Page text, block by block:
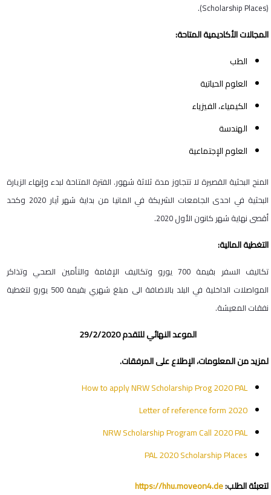
(Scholarship Places).
المجالات الأكاديمية المتاحة:
الطب
العلوم الحياتية
الكيمياء، الفيزياء
الهندسة
العلوم الإجتماعية
المنح البحثية القصيرة لا تتجاوز مدة ثلاثة شهور. الفترة المتاحة لبدء وإنهاء الزيارة
البحثية في احدى الجامعات الشريكة في المانيا من بداية شهر آيار 2020 وكحد
أقصى نهاية شهر كانون الأول 2020.
التغطية المالية:
تكاليف السفر بقيمة 700 يورو وتكاليف الإقامة والتأمين الصحي وتذاكر
المواصلات الداخلية في البلد بالاضافة الى مبلغ شهري بقيمة 500 يورو لتغطية
نفقات المعيشة.
الموعد النهائي للتقدم 29/2/2020
لمزيد من المعلومات، الإطلاع على المرفقات.
How to apply NRW Scholarship Prog 2020 PAL
Letter of reference form 2020
NRW Scholarship Program Call 2020 PAL
PAL 2020 Scholarship Places
لتعبئة الطلب:https://hhu.moveon4.de